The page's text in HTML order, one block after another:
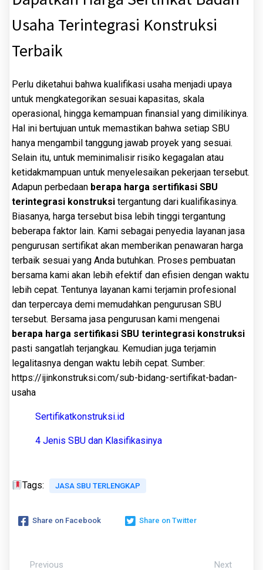
Usaha Terintegrasi Konstruksi
Terbaik
Perlu diketahui bahwa kualifikasi usaha menjadi upaya
untuk mengkategorikan sesuai kapasitas, skala
operasional, hingga kemampuan finansial yang dimilikinya.
Hal ini bertujuan untuk memastikan bahwa setiap SBU
hanya mengambil tanggung jawab proyek yang sesuai.
Selain itu, untuk meminimalisir risiko kegagalan atau
ketidakmampuan untuk menyelesaikan pekerjaan tersebut.
Adapun perbedaan berapa harga sertifikasi SBU
terintegrasi konstruksi tergantung dari kualifikasinya.
Biasanya, harga tersebut bisa lebih tinggi tergantung
beberapa faktor lain. Kami sebagai penyedia layanan jasa
pengurusan sertifikat akan memberikan penawaran harga
terbaik sesuai yang Anda butuhkan. Proses pembuatan
bersama kami akan lebih efektif dan efisien dengan waktu
lebih cepat. Tentunya layanan kami terjamin profesional
dan terpercaya demi memudahkan pengurusan SBU
tersebut. Bersama jasa pengurusan kami mengenai
berapa harga sertifikasi SBU terintegrasi konstruksi
pasti sangatlah terjangkau. Kemudian juga terjamin
legalitasnya dengan waktu lebih cepat. Sumber:
https://ijinkonstruksi.com/sub-bidang-sertifikat-badan-
usaha
Sertifikatkonstruksi.id
4 Jenis SBU dan Klasifikasinya
Tags: JASA SBU TERLENGKAP
Share on Facebook Share on Twitter
Previous Next